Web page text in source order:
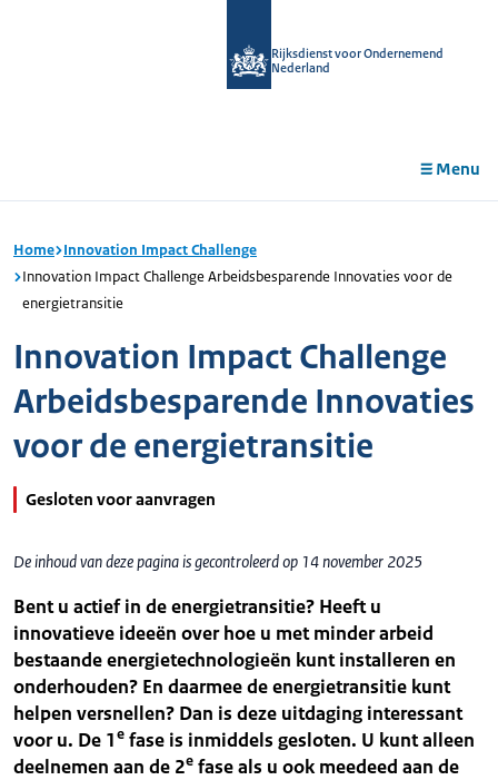
Rijksdienst voor Ondernemend
Nederland
Menu
Home Innovation Impact Challenge
Innovation Impact Challenge Arbeidsbesparende Innovaties voor de
energietransitie
Innovation Impact Challenge
Arbeidsbesparende Innovaties
voor de energietransitie
Gesloten voor aanvragen
De inhoud van deze pagina is gecontroleerd op 14 november 2025
Bent u actief in de energietransitie? Heeft u
innovatieve ideeën over hoe u met minder arbeid
bestaande energietechnologieën kunt installeren en
onderhouden? En daarmee de energietransitie kunt
helpen versnellen? Dan is deze uitdaging interessant
voor u. De 1e fase is inmiddels gesloten. U kunt alleen
deelnemen aan de 2e fase als u ook meedeed aan de